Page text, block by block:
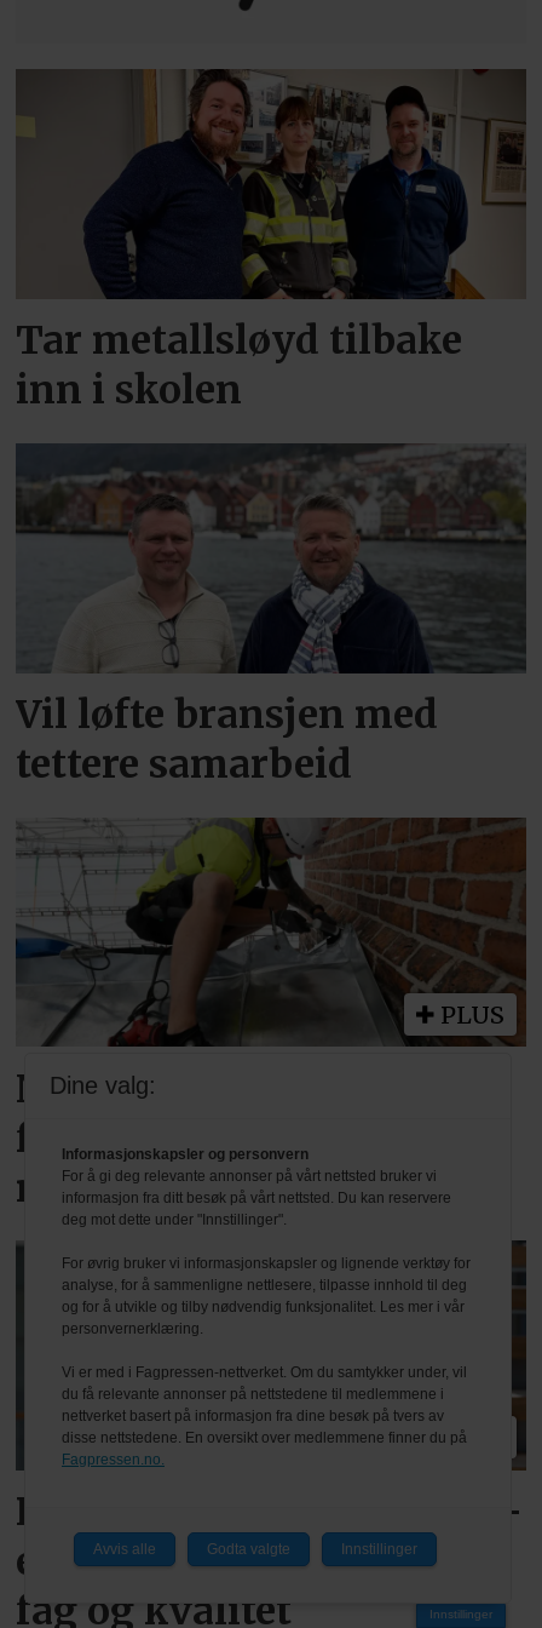
Tar metallsløyd tilbake
inn i skolen
Vil løfte bransjen med
tettere samarbeid
PLUS
Nesten halvparten
forventer nedgang det
neste halvåret
PLUS
Reagerer på varslede TEK-
endringer: – Kan svekke
fag og kvalitet
Innstillinger
Dine valg:
Informasjonskapsler og personvern
For å gi deg relevante annonser på vårt nettsted bruker vi
informasjon fra ditt besøk på vårt nettsted. Du kan reservere
deg mot dette under "Innstillinger".
For øvrig bruker vi informasjonskapsler og lignende verktøy for
analyse, for å sammenligne nettlesere, tilpasse innhold til deg
og for å utvikle og tilby nødvendig funksjonalitet. Les mer i vår
personvernerklæring.
Vi er med i Fagpressen-nettverket. Om du samtykker under, vil
du få relevante annonser på nettstedene til medlemmene i
nettverket basert på informasjon fra dine besøk på tvers av
disse nettstedene. En oversikt over medlemmene finner du på
Fagpressen.no.
Avvis alle Godta valgte Innstillinger